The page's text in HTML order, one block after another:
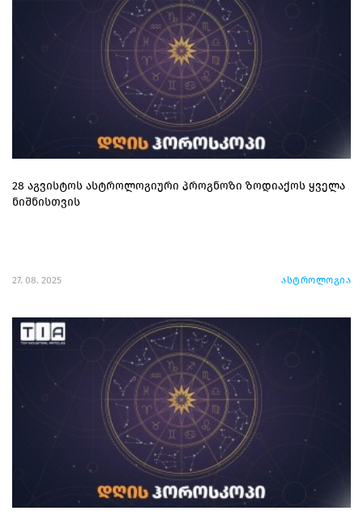
28 აგვისტოს ასტროლოგიური პროგნოზი ზოდიაქოს ყველა
ნიშნისთვის
27. 08. 2025 ასტროლოგია